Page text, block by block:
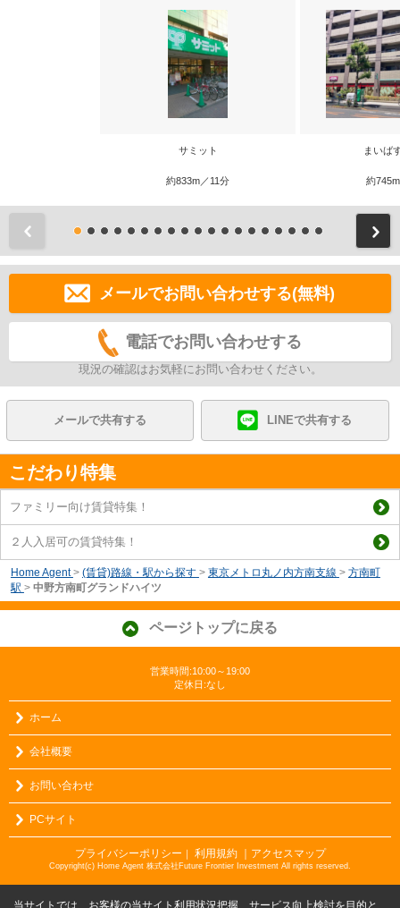
サミット
約833m／11分
まいば
約
メールでお問い合わせする(無料)
電話でお問い合わせする
現況の確認はお気軽にお問い合わせください。
メールで共有する LINEで共有する
こだわり特集
ファミリー向け賃貸特集！
２人入居可の賃貸特集！
Home Agent > (賃貸)路線・駅から探す > 東京メトロ丸ノ内方南支線 > 方南町
駅 > 中野方南町グランドハイツ
ページトップに戻る
営業時間:10:00～19:00
定休日:なし
ホーム
会社概要
お問い合わせ
PCサイト
プライバシーポリシー 利用規約 ｜アクセスマップ
Copyright(c) Home Agent 株式会社Future Frontier Investment All rights reserved.
当サイトでは、お客様の当サイト利用状況把握、サービス向上検討を目的と